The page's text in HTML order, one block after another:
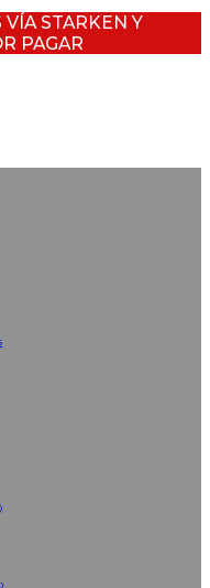
VÍA STARKEN Y
PAGAR